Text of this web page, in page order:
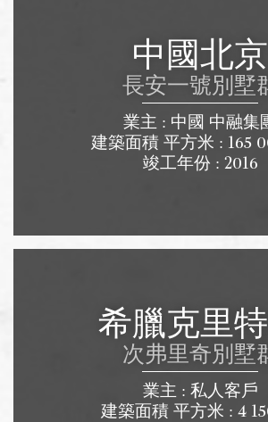
中國北京
長安一號別墅
業主 : 中國 中融集
建築面積 平方米 : 165
竣工年份 : 2016
希臘克里
次弗里奇別墅
業主 : 私人客戶
建築面積 平方米 : 4